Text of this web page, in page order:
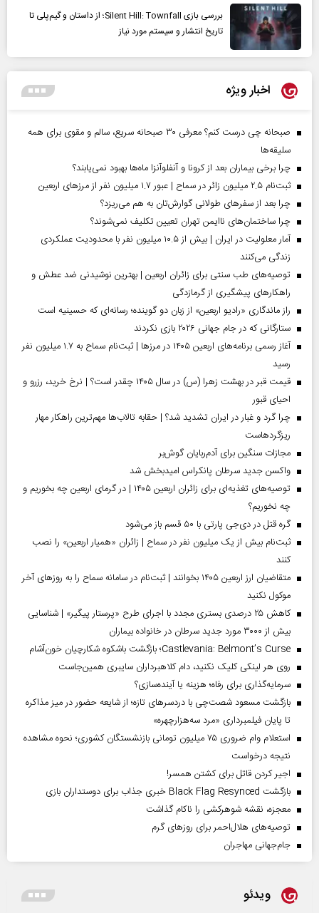
بررسی بازی Silent Hill: Townfall؛ از داستان و گیم‌پلی تا
تاریخ انتشار و سیستم مورد نیاز
اخبار ویژه
صبحانه چی درست کنم؟ معرفی ۳۰ صبحانه سریع، سالم و مقوی برای همه
سلیقه‌ها
چرا برخی بیماران بعد از کرونا و آنفلوآنزا ماه‌ها بهبود نمی‌یابند؟
ثبت‌نام ۲.۵ میلیون زائر در سماح | عبور ۱.۷ میلیون نفر از مرز‌های اربعین
چرا بعد از سفرهای طولانی گوارش‌تان به هم می‌ریزد؟
چرا ساختمان‌های ناایمن تهران تعیین تکلیف نمی‌شوند؟
آمار معلولیت در ایران | بیش از ۱۰.۵ میلیون نفر با محدودیت عملکردی
زندگی می‌کنند
توصیه‌های طب سنتی برای زائران اربعین | بهترین نوشیدنی ضد عطش و
راهکارهای پیشگیری از گرمازدگی
راز ماندگاری «رادیو اربعین» از زبان دو گوینده؛ رسانه‌ای که حسینیه است
ستارگانی که در جام جهانی ۲۰۲۶ بازی نکردند
آغاز رسمی برنامه‌های اربعین ۱۴۰۵ در مرز‌ها | ثبت‌نام سماح به ۱.۷ میلیون نفر
رسید
قیمت قبر در بهشت زهرا (س) در سال ۱۴۰۵ چقدر است؟ | نرخ خرید، رزرو و
احیای قبور
چرا گرد و غبار در ایران تشدید شد؟ | حقابه تالاب‌ها مهم‌ترین راهکار مهار
ریزگردهاست
مجازات سنگین برای آدم‌ربایان گوش‌بر
واکسن جدید سرطان پانکراس امیدبخش شد
توصیه‌های تغذیه‌ای برای زائران اربعین ۱۴۰۵ | در گرمای اربعین چه بخوریم و
چه نخوریم؟
گره قتل در دی‌جی پارتی با ۵۰ قسم باز می‌شود
ثبت‌نام بیش از یک میلیون نفر در سماح | زائران «همیار اربعین» را نصب
کنند
متقاضیان ارز اربعین ۱۴۰۵ بخوانند | ثبت‌نام در سامانه سماح را به روز‌های آخر
موکول نکنید
کاهش ۲۵ درصدی بستری مجدد با اجرای طرح «پرستار پیگیر» | شناسایی
بیش از ۳۰۰۰ مورد جدید سرطان در خانواده بیماران
Castlevania: Belmont’s Curse؛ بازگشت باشکوه شکارچیان خون‌آشام
روی هر لینکی کلیک نکنید، دام کلاهبرداران سایبری همین‌جاست
سرمایه‌گذاری برای رفاه؛ هزینه یا آینده‌سازی؟
بازگشت مسعود شصت‌چی با دردسر‌های تازه؛ از شایعه حضور در میز مذاکره
تا پایان فیلمبرداری «مرد سه‌هزارچهره»
استعلام وام ضروری ۷۵ میلیون تومانی بازنشستگان کشوری؛ نحوه مشاهده
نتیجه درخواست
اجیر کردن قاتل برای کشتن همسر!
بازگشت Black Flag Resynced خبری جذاب برای دوستداران بازی
معجزه، نقشه شوهرکشی را ناکام گذاشت
توصیه‌های هلال‌احمر برای روز‌های گرم
جام‌جهانی مهاجران
ویدئو